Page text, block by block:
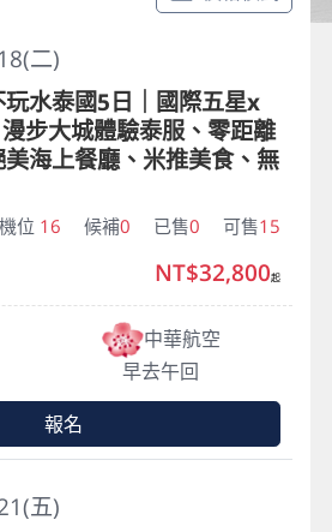
二)
水泰國5日｜國際五星x
步大城體驗泰服、零距離
海上餐廳、米推美食、無
機位 16 候補0 已售0 可售15
中華航空
早去午回
NT$32,800起
報名
五)